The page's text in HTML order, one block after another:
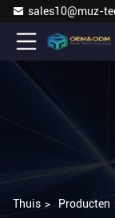
sales10@muz-
Thuis > Producten